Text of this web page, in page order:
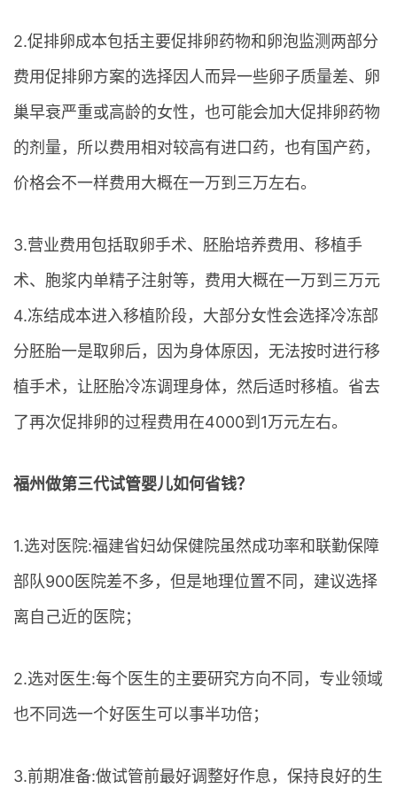
2.促排卵成本包括主要促排卵药物和卵泡监测两部分
费用促排卵方案的选择因人而异一些卵子质量差、卵
巢早衰严重或高龄的女性，也可能会加大促排卵药物
的剂量，所以费用相对较高有进口药，也有国产药，
价格会不一样费用大概在一万到三万左右。
3.营业费用包括取卵手术、胚胎培养费用、移植手
术、胞浆内单精子注射等，费用大概在一万到三万元
4.冻结成本进入移植阶段，大部分女性会选择冷冻部
分胚胎一是取卵后，因为身体原因，无法按时进行移
植手术，让胚胎冷冻调理身体，然后适时移植。省去
了再次促排卵的过程费用在4000到1万元左右。
福州做第三代试管婴儿如何省钱？
1.选对医院:福建省妇幼保健院虽然成功率和联勤保障
部队900医院差不多，但是地理位置不同，建议选择
离自己近的医院；
2.选对医生:每个医生的主要研究方向不同，专业领域
也不同选一个好医生可以事半功倍；
3.前期准备:做试管前最好调整好作息，保持良好的生